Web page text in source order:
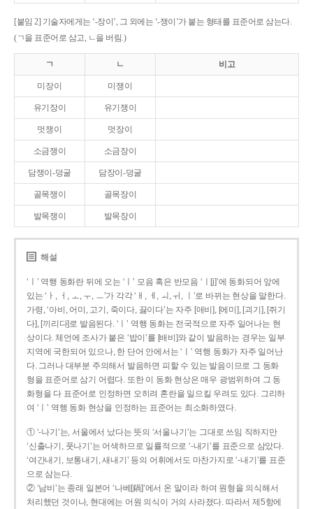
[붙임 2] 기술자에게는 ‘-장이’, 그 외에는 ‘-쟁이’가 붙는 형태를 표준어로 삼는다.
(ㄱ을 표준어로 삼고, ㄴ을 버림.)
ㄱ ㄴ 비고
미장이 미쟁이
유기장이 유기쟁이
멋쟁이 멋장이
소금쟁이 소금장이
담쟁이-덩굴 담장이-덩굴
골목쟁이 골목장이
발목쟁이 발목장이
해설
‘ㅣ’ 역행 동화란 뒤에 오는 ‘ㅣ’ 모음 혹은 반모음 ‘ㅣ[j]’에 동화되어 앞에
있는 ‘ㅏ, ㅓ, ㅗ, ㅜ, ㅡ’가 각각 ‘ㅐ, ㅔ, ㅚ, ㅟ, ㅣ’로 바뀌는 현상을 말한다.
가령, ‘아비, 어미, 고기, 죽이다, 끓이다’는 자주 [애비], [에미], [괴기], [쥐기
다], [끼리다]로 발음된다. ‘ㅣ’ 역행 동화는 전국적으로 자주 일어나는 현
상이다. 체언에 조사가 붙은 ‘밥이’를 [배비]와 같이 발음하는 경우는 일부
지역에 국한되어 있으나, 한 단어 안에서는 ‘ㅣ’ 역행 동화가 자주 일어난
다. 그러나 대부분 주의해서 발음하면 피할 수 있는 발음이므로 그 동화
형을 표준어로 삼기 어렵다. 또한 이 동화 현상은 매우 광범위하여 그 동
화형을 다 표준어로 인정하면 오히려 혼란을 일으킬 우려도 있다. 그리하
여 ‘ㅣ’ 역행 동화 현상을 인정하는 표준어는 최소화하였다.
① ‘-나기’는, 서울에서 났다는 뜻의 ‘서울나기’는 그대로 쓰임 직하지만
‘신출나기, 풋나기’는 어색하므로 일률적으로 ‘-내기’를 표준으로 삼았다.
‘여간내기, 보통내기, 새내기’ 등의 어휘에서도 마찬가지로 ‘-내기’를 표준
으로 삼는다.
② ‘남비’는 종래 일본어 ‘나베[鍋]’에서 온 말이라 하여 원형을 의식해서
처리했던 것이나, 현대에는 어원 의식이 거의 사라졌다. 따라서 제5항에